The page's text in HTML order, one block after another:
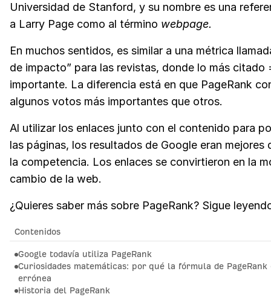
Universidad de Stanford, y su nombre es una
a Larry Page como al término webpage.
En muchos sentidos, es similar a una métrica
de impacto” para las revistas, donde lo más citado
importante. La diferencia está en que PageRank
algunos votos más importantes que otros.
Al utilizar los enlaces junto con el contenido para
las páginas, los resultados de Google eran mejores
la competencia. Los enlaces se convirtieron en la
cambio de la web.
¿Quieres saber más sobre PageRank? Sigue
Contenidos
Google todavía utiliza PageRank
Curiosidades matemáticas: por qué la fórmula de PageRank
errónea
Historia del PageRank